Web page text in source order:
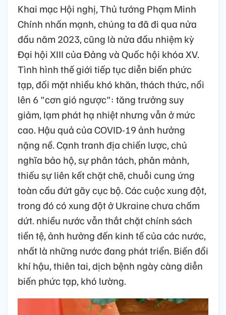
Khai mạc Hội nghị, Thủ tướng Phạm Minh
Chính nhấn mạnh, chúng ta đã đi qua nửa
đầu năm 2023, cũng là nửa đầu nhiệm kỳ
Đại hội XIII của Đảng và Quốc hội khóa XV.
Tình hình thế giới tiếp tục diễn biến phức
tạp, đối mặt nhiều khó khăn, thách thức, nổi
lên 6 "cơn gió ngược": tăng trưởng suy
giảm, lạm phát hạ nhiệt nhưng vẫn ở mức
cao. Hậu quả của COVID-19 ảnh hưởng
nặng nề. Cạnh tranh địa chiến lược, chủ
nghĩa bảo hộ, sự phân tách, phân mảnh,
thiếu sự liên kết chặt chẽ, chuỗi cung ứng
toàn cầu đứt gãy cục bộ. Các cuộc xung đột,
trong đó có xung đột ở Ukraine chưa chấm
dứt. nhiều nước vẫn thắt chặt chính sách
tiền tệ, ảnh hưởng đến kinh tế của các nước,
nhất là những nước đang phát triển. Biến đổi
khí hậu, thiên tai, dịch bệnh ngày càng diễn
biến phức tạp, khó lường.